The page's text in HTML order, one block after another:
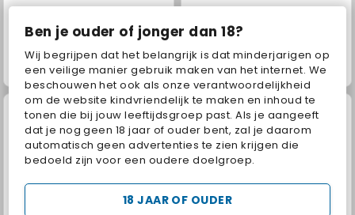
Ben je ouder of jonger dan 18?
Wij begrijpen dat het belangrijk is dat minderjarigen op
een veilige manier gebruik maken van het internet. We
beschouwen het ook als onze verantwoordelijkheid
om de website kindvriendelijk te maken en inhoud te
tonen die bij jouw leeftijdsgroep past. Als je aangeeft
dat je nog geen 18 jaar of ouder bent, zal je daarom
automatisch geen advertenties te zien krijgen die
bedoeld zijn voor een oudere doelgroep.
18 JAAR OF OUDER
Juice Merge Jewel Garden Story
Masha and the Bear: Meadows Grand Mahjong Connect